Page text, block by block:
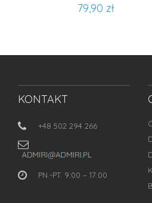
79,90 zł
KONTAKT
+48 502 294 266
PN.-PT. 9:00 – 17:00